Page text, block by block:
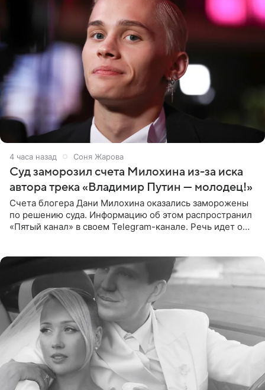
4 часа назад Соня Жарова
Суд заморозил счета Милохина из-за иска
автора трека «Владимир Путин — молодец!»
Счета блогера Дани Милохина оказались заморожены
по решению суда. Информацию об этом распространил
«Пятый канал» в своем Telegram-канале. Речь идет о